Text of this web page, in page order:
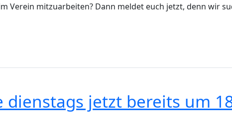
Verein mitzuarbeiten? Dann meldet euch jetzt, denn wir
dienstags jetzt bereits um